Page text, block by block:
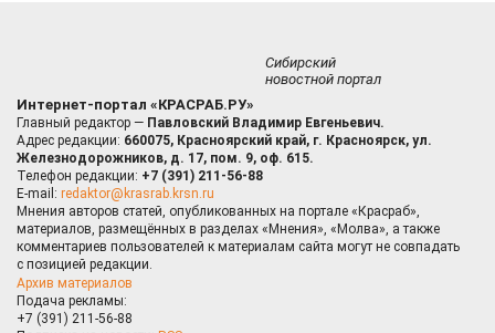
Сибирский
новостной портал
Интернет-портал «КРАСРАБ.РУ»
Главный редактор — Павловский Владимир Евгеньевич.
Адрес редакции: 660075, Красноярский край, г. Красноярск, ул.
Железнодорожников, д. 17, пом. 9, оф. 615.
Телефон редакции: +7 (391) 211-56-88
E-mail: redaktor@krasrab.krsn.ru
Мнения авторов статей, опубликованных на портале «Красраб»,
материалов, размещённых в разделах «Мнения», «Молва», а также
комментариев пользователей к материалам сайта могут не совпадать
с позицией редакции.
Архив материалов
Подача рекламы:
+7 (391) 211-56-88